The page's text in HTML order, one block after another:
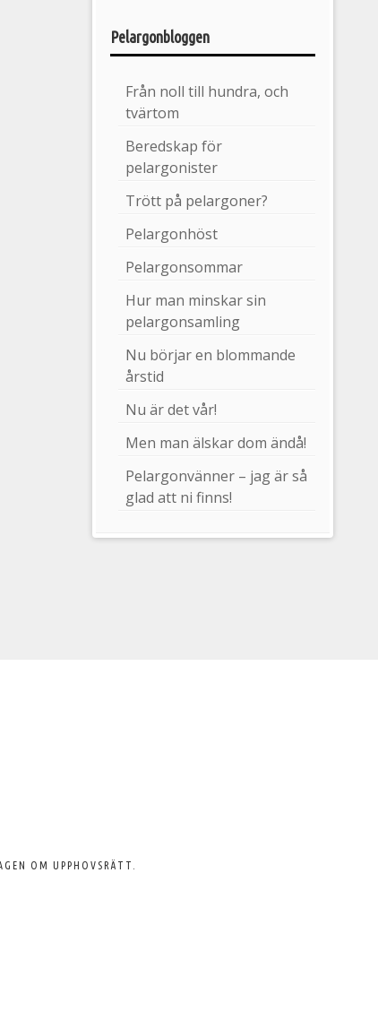
Pelargonbloggen
Från noll till hundra, och
tvärtom
Beredskap för
pelargonister
Trött på pelargoner?
Pelargonhöst
Pelargonsommar
Hur man minskar sin
pelargonsamling
Nu börjar en blommande
årstid
Nu är det vår!
Men man älskar dom ändå!
Pelargonvänner – jag är så
glad att ni finns!
OM UPPHOVSRÄTT.